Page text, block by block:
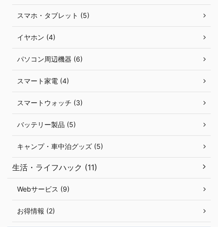
スマホ・タブレット (5)
イヤホン (4)
パソコン周辺機器 (6)
スマート家電 (4)
スマートウォッチ (3)
バッテリー製品 (5)
キャンプ・車中泊グッズ (5)
生活・ライフハック (11)
Webサービス (9)
お得情報 (2)